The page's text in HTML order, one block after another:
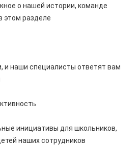
о нашей истории, команде
этом разделе
и наши специалисты ответят вам
инициативы для школьников,
наших сотрудников